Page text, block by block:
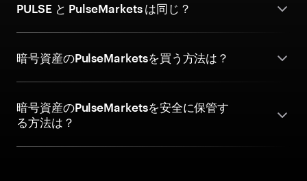
PULSE と PulseMarkets は同じ？
暗号資産のPulseMarketsを買う方法は？
暗号資産のPulseMarketsを安全に保管す
る方法は？